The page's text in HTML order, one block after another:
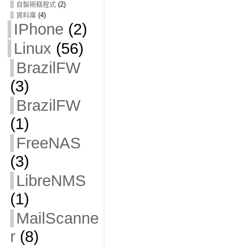
自製碗糕程式(2)
資料庫(4)
IPhone (2)
Linux (56)
BrazilFW
(3)
BrazilFW
(1)
FreeNAS
(3)
LibreNMS
(1)
MailScanne
r(8)